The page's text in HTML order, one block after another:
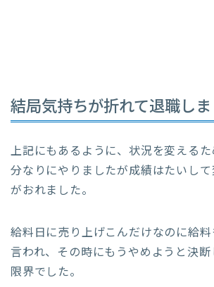
結局気持ちが折れて退職しま
上記にもあるように、状況を変える
分なりにやりましたが成績はたいし
がおれました。
給料日に売り上げこんだけなのに給料
言われ、その時にもうやめようと決断
限界でした。